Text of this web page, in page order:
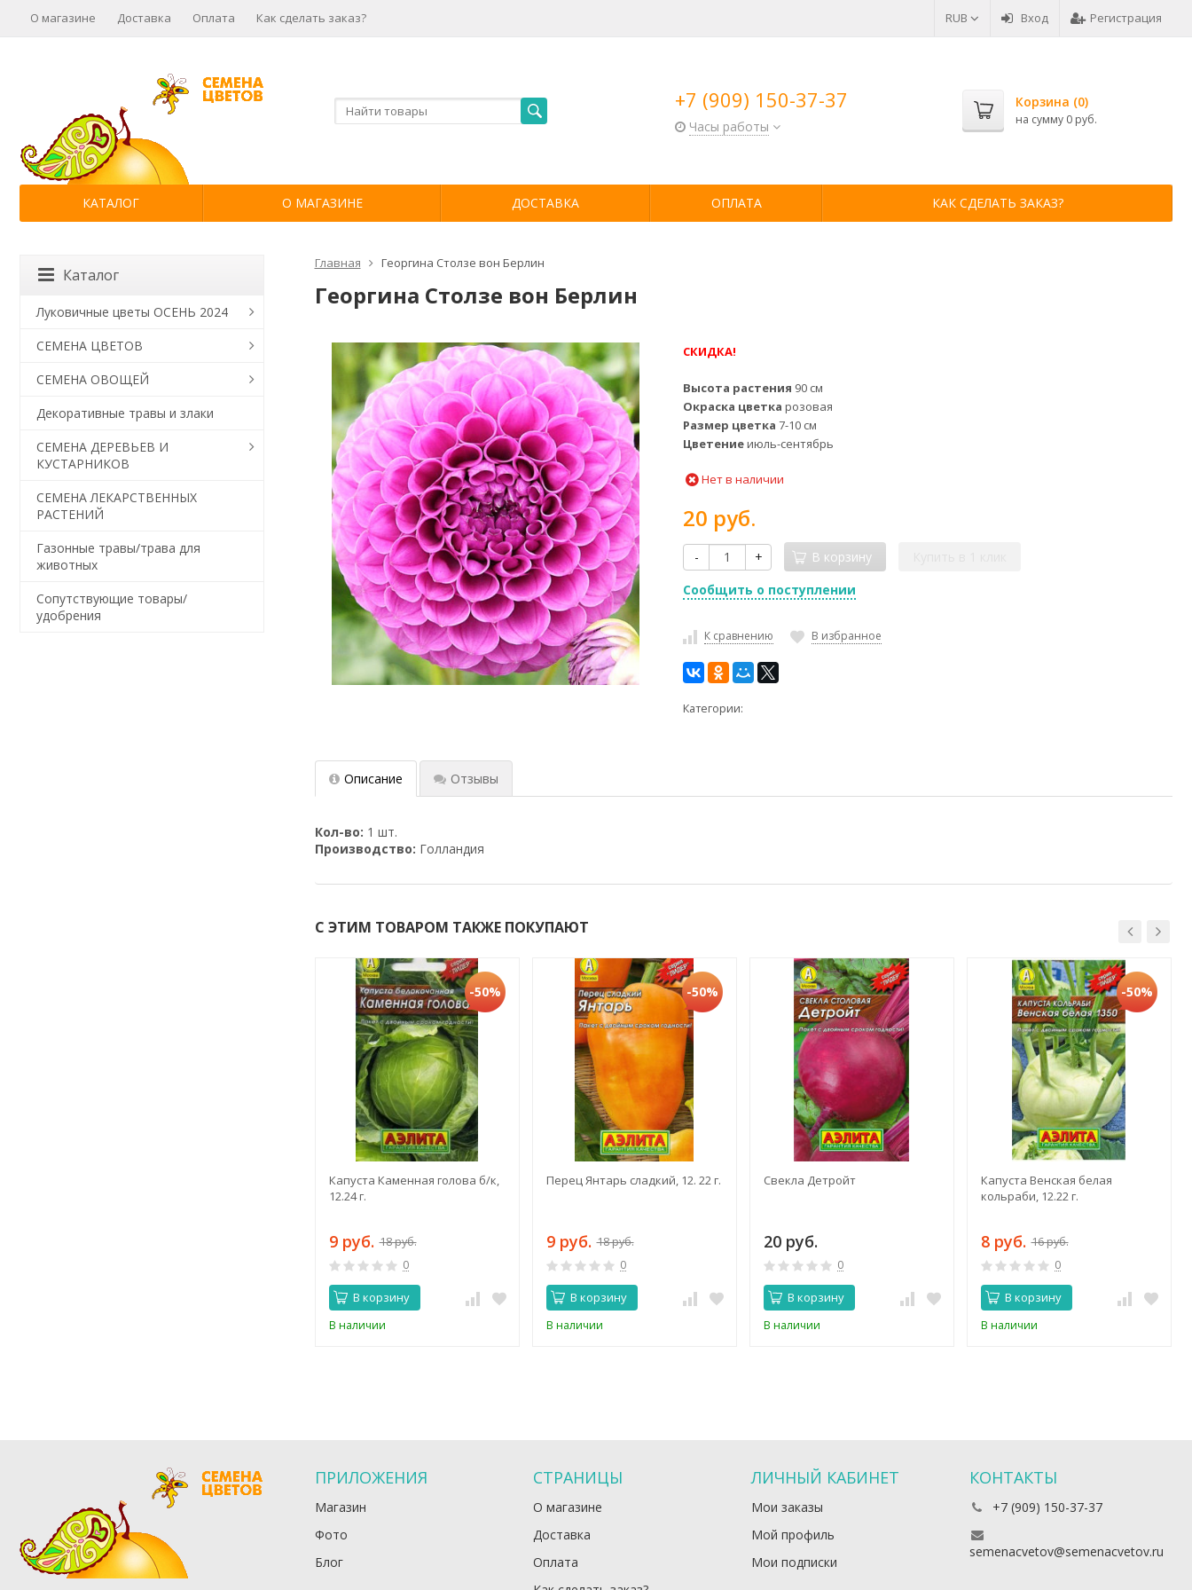
RUB Вход Регистрация
О магазине Доставка Оплата Как сделать заказ?
+7 (909) 150-37-37
Часы работы
Корзина (0)
на сумму 0 руб.
КАТАЛОГ О МАГАЗИНЕ ДОСТАВКА ОПЛАТА КАК СДЕЛАТЬ ЗАКАЗ?
Главная Георгина Столзе вон Берлин
Георгина Столзе вон Берлин
СКИДКА!
Высота растения 90 см
Окраска цветкарозовая
Размер цветка 7-10 см
Цветениеиюль-сентябрь
Нет в наличии
20 руб.
- + В корзину
Сообщить о поступлении
К сравнению В избранное
Категории:
Описание Отзывы
Кол-во: 1 шт.
Производство: Голландия
С ЭТИМ ТОВАРОМ ТАКЖЕ ПОКУПАЮТ
-50%
Капуста Каменная голова б/к,
12.24 г.
9 руб. 18 руб.
0
В корзину
В наличии
-50%
Перец Янтарь сладкий, 12. 22 г.
9 руб. 18 руб.
0
В корзину
В наличии
Свекла Детройт
20 руб.
0
В корзину
В наличии
-50%
Капуста Венская белая
кольраби, 12.22 г.
8 руб. 16 руб.
0
В корзину
В наличии
Каталог
Луковичные цветы ОСЕНЬ 2024
СЕМЕНА ЦВЕТОВ
СЕМЕНА ОВОЩЕЙ
Декоративные травы и злаки
СЕМЕНА ДЕРЕВЬЕВ И
КУСТАРНИКОВ
СЕМЕНА ЛЕКАРСТВЕННЫХ
РАСТЕНИЙ
Газонные травы/трава для
животных
Сопутствующие товары/
удобрения
ПРИЛОЖЕНИЯ
Магазин
Фото
Блог
СТРАНИЦЫ
О магазине
Доставка
Оплата
ЛИЧНЫЙ КАБИНЕТ
Мои заказы
Мой профиль
Мои подписки
КОНТАКТЫ
+7 (909) 150-37-37
semenacvetov@semenacvetov.ru